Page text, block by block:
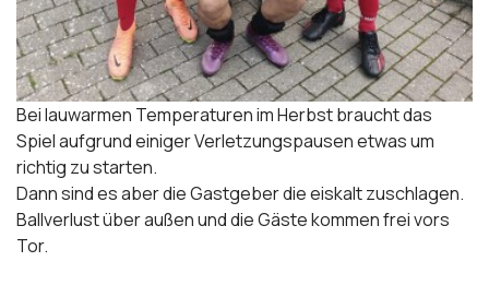
Bei lauwarmen Temperaturen im Herbst braucht das
Spiel aufgrund einiger Verletzungspausen etwas um
richtig zu starten.
Dann sind es aber die Gastgeber die eiskalt zuschlagen.
Ballverlust über außen und die Gäste kommen frei vors
Tor.